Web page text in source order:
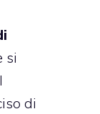
si
di